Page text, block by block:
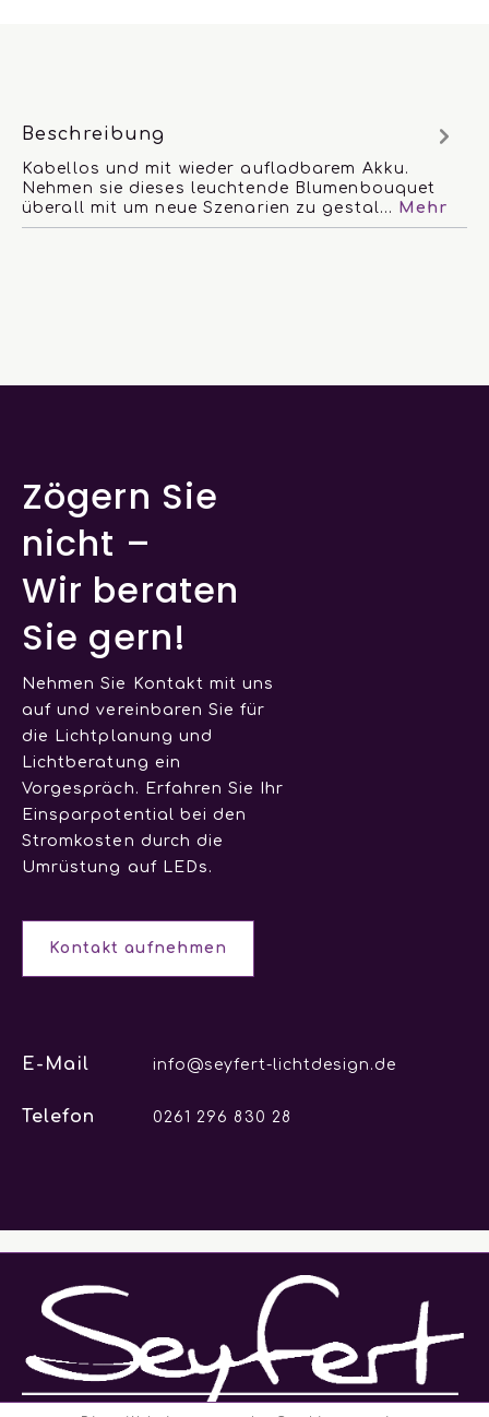
Beschreibung
Kabellos und mit wieder aufladbarem Akku.
Nehmen sie dieses leuchtende Blumenbouquet
überall mit um neue Szenarien zu gestal…
Mehr
Zögern Sie
nicht –
Wir beraten
Sie gern!
Nehmen Sie Kontakt mit uns
auf und vereinbaren Sie für
die Lichtplanung und
Lichtberatung ein
Vorgespräch. Erfahren Sie Ihr
Einsparpotential bei den
Stromkosten durch die
Umrüstung auf LEDs.
Kontakt aufnehmen
E-Mail info@seyfert-lichtdesign.de
Telefon 0261 296 830 28